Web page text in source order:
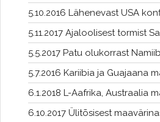
5.10.2016 Lähenevast USA
5.11.2017 Ajaloolisest tormist
5.5.2017 Patu olukorrast
5.7.2016 Kariibia ja Guajaana
6.1.2018 L-Aafrika, Austraalia
6.10.2017 Ülitõsisest